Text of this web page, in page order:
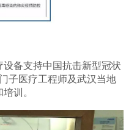
设备支持中国抗击新型冠状
子医疗工程师及武汉当地
训。